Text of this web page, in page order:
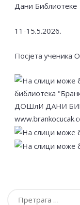
Дани Библиотеке
11-15.5.2026.
Посјета ученика